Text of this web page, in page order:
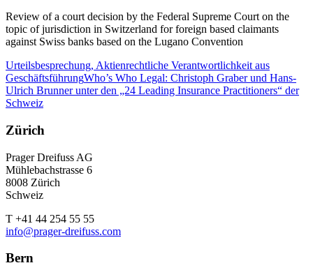
Review of a court decision by the Federal Supreme Court on the
topic of jurisdiction in Switzerland for foreign based claimants
against Swiss banks based on the Lugano Convention
Urteilsbesprechung, Aktienrechtliche Verantwortlichkeit aus
GeschäftsführungWho’s Who Legal: Christoph Graber und Hans-
Ulrich Brunner unter den „24 Leading Insurance Practitioners“ der
Schweiz
Zürich
Prager Dreifuss AG
Mühlebachstrasse 6
8008 Zürich
Schweiz
T +41 44 254 55 55
info@prager-dreifuss.com
Bern